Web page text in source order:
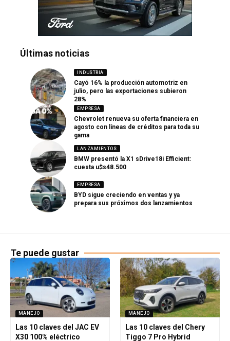
Últimas noticias
INDUSTRIA
Cayó 16% la producción automotriz en
julio, pero las exportaciones subieron
28%
EMPRESA
Chevrolet renueva su oferta financiera en
agosto con líneas de créditos para toda su
gama
LANZAMIENTOS
BMW presentó la X1 sDrive18i Efficient:
cuesta u$s48.500
EMPRESA
BYD sigue creciendo en ventas y ya
prepara sus próximos dos lanzamientos
Te puede gustar
MANEJO
Las 10 claves del JAC EV
X30 100% eléctrico
MANEJO
Las 10 claves del Chery
Tiggo 7 Pro Hybrid